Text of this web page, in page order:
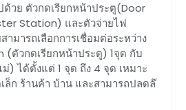
ด้วย ตัวกดเรียกหน้าประตู(Door
Station) และตัวจ่ายไฟ
มารถเลือกการเชื่อมต่อระหว่าง
ตัวกดเรียกหน้าประตู) 1จุด กับ
ได้ตั้งแต่ 1 จุด ถึง 4 จุด เหมาะ
ล็ก ร้านค้า บ้าน และสามารถปลดล๊